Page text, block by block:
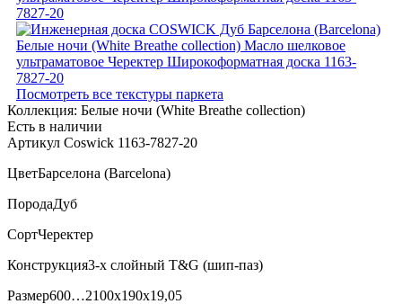
Посмотреть все текстуры паркета
Коллекция: Белые ночи (White Breathe collection)
Есть в наличии
Артикул Coswick 1163-7827-20
ЦветБарселона (Barcelona)
ПородаДуб
СортЧеректер
Конструкция3-х слойный T&G (шип-паз)
Размер600…2100x190x19,05